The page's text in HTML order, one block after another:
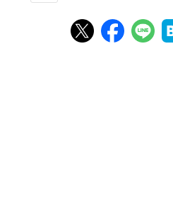
■家事は機械にお任せ
「出産前からですが、洗濯、掃除